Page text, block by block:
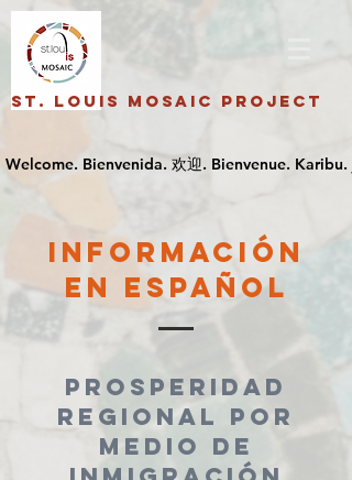
St. Louis Mosaic Project
información
en español
Prosperidad
regional por
medio de